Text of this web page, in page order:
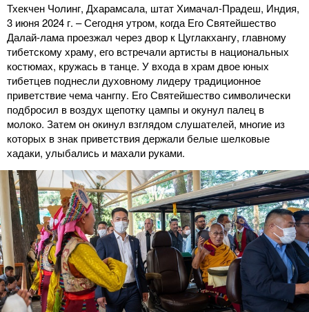
Тхекчен Чолинг, Дхарамсала, штат Химачал-Прадеш, Индия,
3 июня 2024 г. – Сегодня утром, когда Его Святейшество
Далай-лама проезжал через двор к Цуглакхангу, главному
тибетскому храму, его встречали артисты в национальных
костюмах, кружась в танце. У входа в храм двое юных
тибетцев поднесли духовному лидеру традиционное
приветствие чема чангпу. Его Святейшество символически
подбросил в воздух щепотку цампы и окунул палец в
молоко. Затем он окинул взглядом слушателей, многие из
которых в знак приветствия держали белые шелковые
хадаки, улыбались и махали руками.